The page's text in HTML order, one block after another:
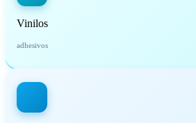
Vinilos
adhesivos